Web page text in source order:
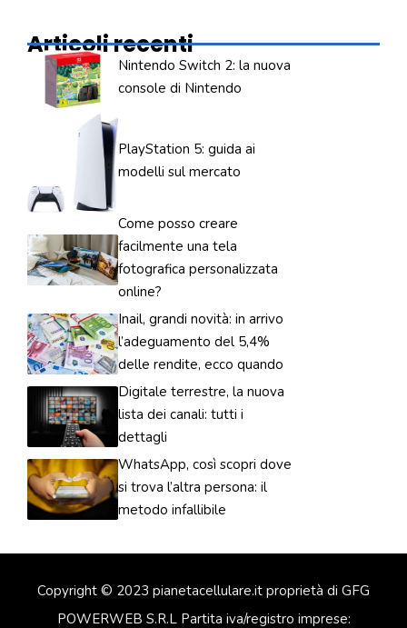
Articoli recenti
Nintendo Switch 2: la nuova
console di Nintendo
PlayStation 5: guida ai
modelli sul mercato
Come posso creare
facilmente una tela
fotografica personalizzata
online?
Inail, grandi novità: in arrivo
l’adeguamento del 5,4%
delle rendite, ecco quando
Digitale terrestre, la nuova
lista dei canali: tutti i
dettagli
WhatsApp, così scopri dove
si trova l’altra persona: il
metodo infallibile
Copyright © 2023 pianetacellulare.it proprietà di GFG
POWERWEB S.R.L Partita iva/registro imprese: